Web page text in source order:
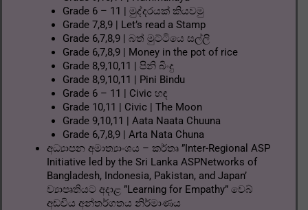
Grade 6 – 11 | මුද්දරයක් කියවමු
Grade 7,8,9 | Let’s read a Stamp
Grade 6,7,8,9 | බත් මුට්ටියෙ සල්ලි
Grade 6,7,8,9 | Money in the pot of rice
Grade 8,9,10,11 | පිනි බිංදු
Grade 8,9,10,11 | Pini Bindu
Grade 6 – 11 | Civic හඳ
Grade 10,11 | Civic | The Moon
Grade 9,10,11 | Aata Naata Chuuna
Grade 6,7,8,9 | Arta Nata Chuna
අධ්‍යාපන අමාත්‍යාංශය – කර්තෘ ”Inter-Regional ASP
Initiative led by the Sri Lanka ASPNetworks of
Bangladesh, Indonesia, Pakistan, and Japan’
ව්‍යාපෘතියට අදාළ ”Learning for Empathy” වෙබ්
අඩවිය අන්තර්ගතය නිර්මාණය